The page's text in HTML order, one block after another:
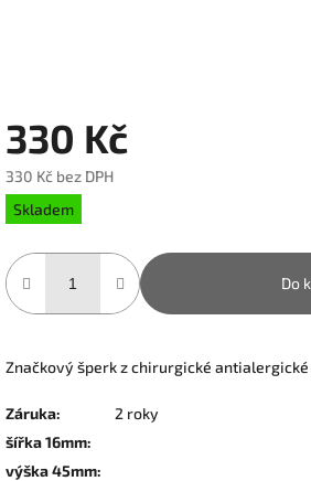
330 Kč
330 Kč bez DPH
Měrná
cena:
Skladem
Do
Značkový šperk z chirurgické antialergické
Záruka:
2 roky
šířka 16mm:
výška 45mm: